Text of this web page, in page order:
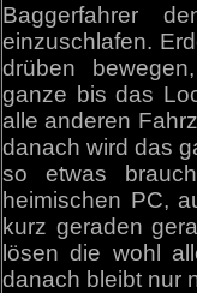
Baggerfahrer
einzuschlafen.
drüben
ganze bis das
alle anderen
danach wird das
so etwas
heimischen PC,
kurz geraden
lösen die wohl
danach bleibt nur